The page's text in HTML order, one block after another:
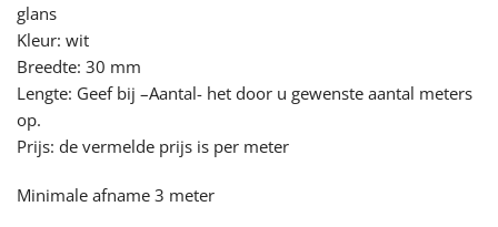
glans
Kleur: wit
Breedte: 30 mm
Lengte: Geef bij –Aantal- het door u gewenste aantal meters
op.
Prijs: de vermelde prijs is per meter
Minimale afname 3 meter